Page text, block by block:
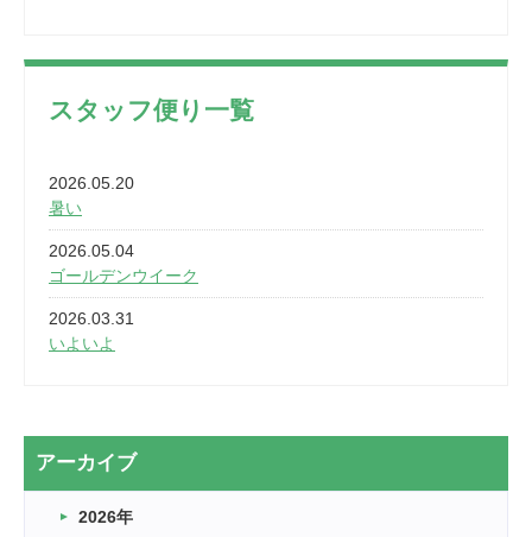
スタッフ便り一覧
2026.05.20
暑い
2026.05.04
ゴールデンウイーク
2026.03.31
いよいよ
2026.03.20
なぎなた
2026.03.16
アーカイブ
2026年